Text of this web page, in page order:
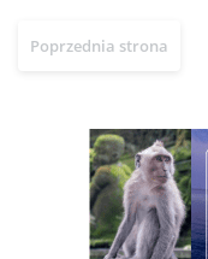
Poprzednia strona